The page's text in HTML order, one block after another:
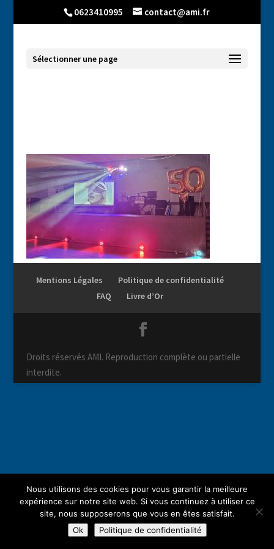
0623410995 contact@ami.fr
Sélectionner une page
Mentions Légales
Politique de confidentialité
FAQ
Livre d’Or
Droits réservés AMI. Reproduction complète ou partielle
interdite.
Nous utilisons des cookies pour vous garantir la meilleure
expérience sur notre site web. Si vous continuez à utiliser ce
site, nous supposerons que vous en êtes satisfait.
Ok
Politique de confidentialité